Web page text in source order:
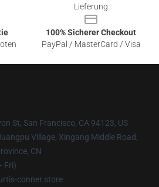
Lieferung
100% Sicherer Checkout
PayPal / MasterCard / Visa
St, San Francisco, CA 94123, US
Village, Xingang Middle Road,
CN
Fri)
conner.store